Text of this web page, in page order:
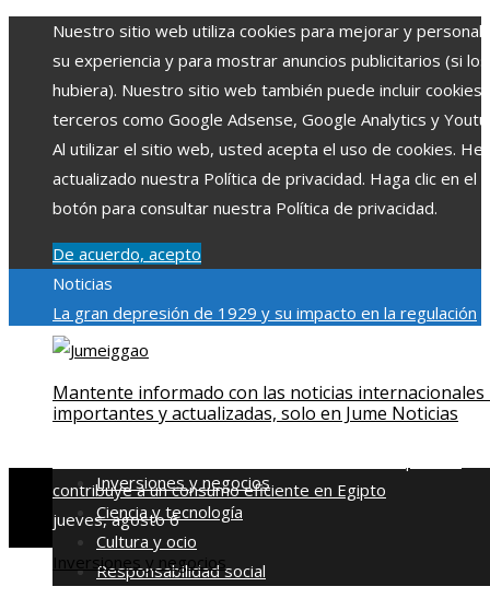
Nuestro sitio web utiliza cookies para mejorar y
su experiencia y para mostrar anuncios publicitarios (si los
hubiera). Nuestro sitio web también puede incluir cookies
terceros como Google Adsense, Google Analytics y
Al utilizar el sitio web, usted acepta el uso de cookies.
actualizado nuestra Política de privacidad. Haga clic en el
botón para consultar nuestra Política de privacidad.
De acuerdo, acepto
Noticias
La gran depresión de 1929 y su impacto en la regulación
bancariaLas 15 exploraciones espaciales que ampliaron
individuales más grandes y su impacto en la ciencia y
tecnología
Modelos de desarrollo sostenible basados en
contribuye a un consumo eficiente en Egipto
jueves, agosto 6
Mantente informado con las noticias internacionales
importantes y actualizadas, solo en Jume Noticias
Inversiones y negocios
Ciencia y tecnología
Cultura y ocio
Responsabilidad social
Inversiones y negocios